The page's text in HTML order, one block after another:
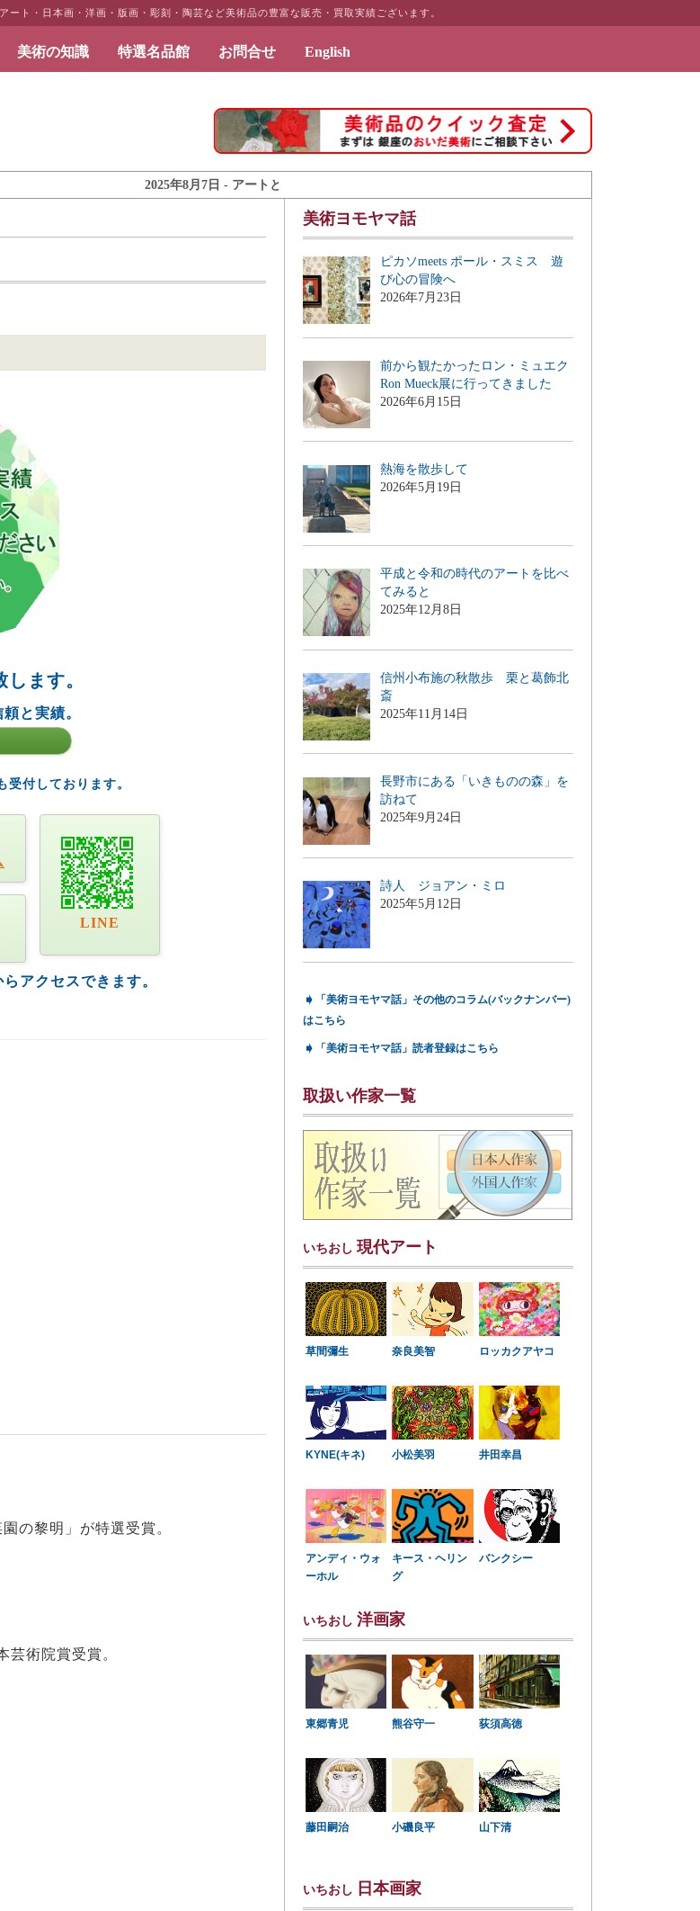
ト・日本画・洋画・版画・彫刻・陶芸など美術品の豊富な販売・買取実績ございます。
美術の知識 特選名品館 お問合せ English
2025年8月7日 - アートとインテリアのギャラリーページ「絵画のある暮らしを」を公開致しました
ます。
と実績。
付しております。
LINE
アクセスできます。
の黎明」が特選受賞。
術院賞受賞。
美術ヨモヤマ話
ピカソmeets ポール・スミス 遊
び心の冒険へ
2026年7月23日
前から観たかったロン・ミュエク
Ron Mueck展に行ってきました
2026年6月15日
熱海を散歩して
2026年5月19日
平成と令和の時代のアートを比べ
てみると
2025年12月8日
信州小布施の秋散歩 栗と葛飾北
斎
2025年11月14日
長野市にある「いきものの森」を
訪ねて
2025年9月24日
詩人 ジョアン・ミロ
2025年5月12日
➧
「美術ヨモヤマ話」その他のコラム(バックナンバー)
はこちら
➧ 「美術ヨモヤマ話」読者登録はこちら
取扱い作家一覧
いちおし 現代アート
草間彌生 奈良美智 ロッカクアヤコ
KYNE(キネ) 小松美羽 井田幸昌
アンディ・ウォ
ーホル
キース・ヘリン
グ
バンクシー
いちおし 洋画家
東郷青児 熊谷守一 荻須高徳
藤田嗣治 小磯良平 山下清
いちおし 日本画家